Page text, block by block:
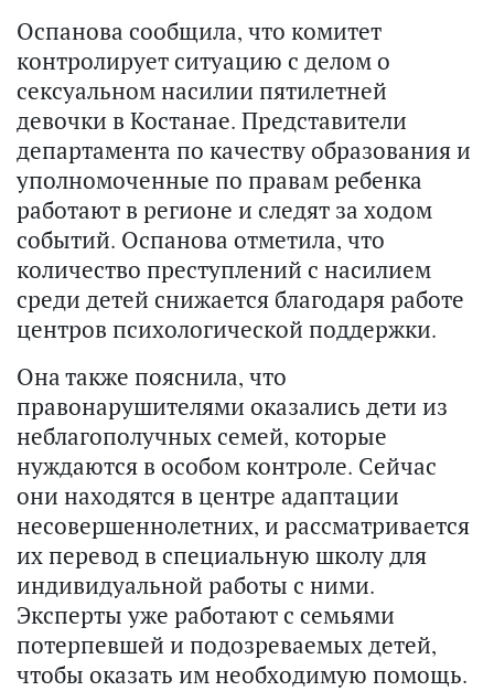
Оспанова сообщила, что комитет
контролирует ситуацию с делом о
сексуальном насилии пятилетней
девочки в Костанае. Представители
департамента по качеству образования и
уполномоченные по правам ребенка
работают в регионе и следят за ходом
событий. Оспанова отметила, что
количество преступлений с насилием
среди детей снижается благодаря работе
центров психологической поддержки.
Она также пояснила, что
правонарушителями оказались дети из
неблагополучных семей, которые
нуждаются в особом контроле. Сейчас
они находятся в центре адаптации
несовершеннолетних, и рассматривается
их перевод в специальную школу для
индивидуальной работы с ними.
Эксперты уже работают с семьями
потерпевшей и подозреваемых детей,
чтобы оказать им необходимую помощь.